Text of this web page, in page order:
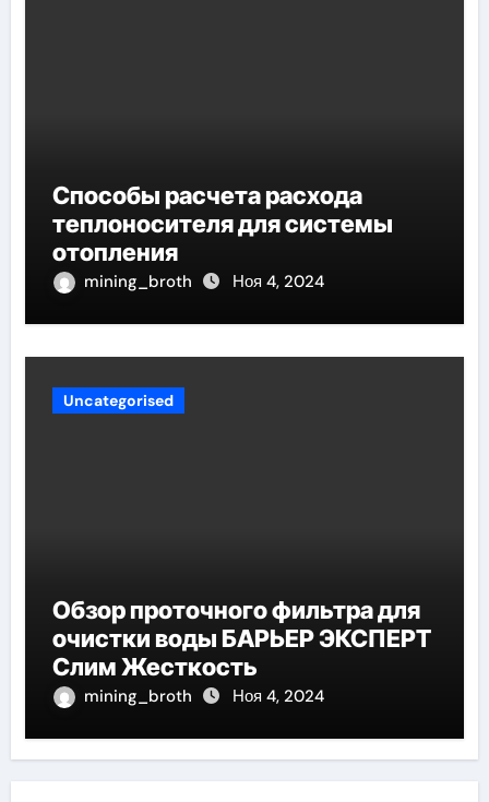
Способы расчета расхода
теплоносителя для системы
отопления
mining_broth Ноя 4, 2024
Uncategorised
Обзор проточного фильтра для
очистки воды БАРЬЕР ЭКСПЕРТ
Слим Жесткость
mining_broth Ноя 4, 2024